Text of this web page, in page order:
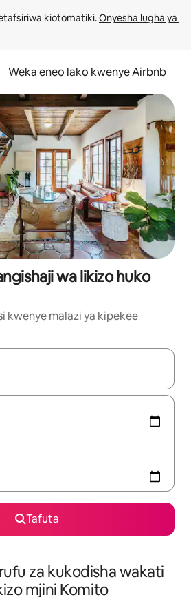
kiotomatiki. Onyesha lugha ya
Weka eneo lako kwenye Airbnb
wa likizo huko
kwenye malazi ya kipekee
vinjari kwa kutumia vitufe vya
Tafuta
za kukodisha wakati
mjini Komito